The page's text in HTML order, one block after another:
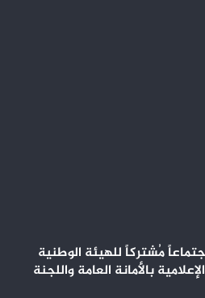
مُشتركاً للهيئة الوطنية
بالأمانة العامة واللجنة